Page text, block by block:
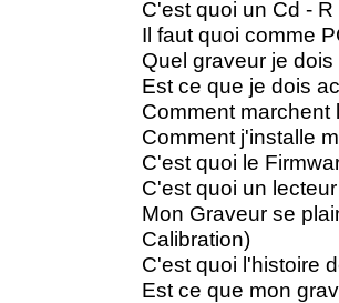
C'est quoi un Cd -
Il faut quoi comme
Quel graveur je
Est ce que je dois
Comment marchent
Comment j'installe
C'est quoi le
C'est quoi un
Mon Graveur se
Calibration)
C'est quoi l'histoire
Est ce que mon